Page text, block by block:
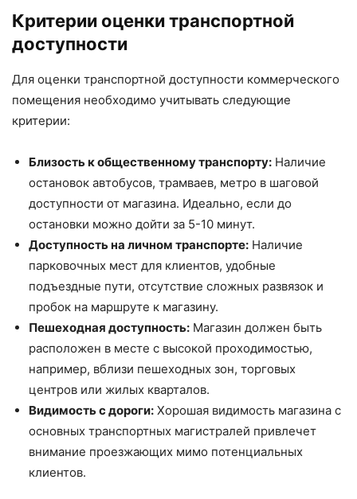
Критерии оценки транспортной
доступности
Для оценки транспортной доступности коммерческого
помещения необходимо учитывать следующие
критерии:
Близость к общественному транспорту: Наличие
остановок автобусов, трамваев, метро в шаговой
доступности от магазина. Идеально, если до
остановки можно дойти за 5-10 минут.
Доступность на личном транспорте: Наличие
парковочных мест для клиентов, удобные
подъездные пути, отсутствие сложных развязок и
пробок на маршруте к магазину.
Пешеходная доступность: Магазин должен быть
расположен в месте с высокой проходимостью,
например, вблизи пешеходных зон, торговых
центров или жилых кварталов.
Видимость с дороги: Хорошая видимость магазина с
основных транспортных магистралей привлечет
внимание проезжающих мимо потенциальных
клиентов.